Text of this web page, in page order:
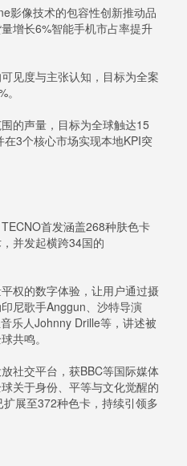
影像技术的包容性创新推动品
增长6%智能手机市占率提升
见度与主张认知，目标为全案
的声量，目标为全球触达15
3个核心市场实现本地KPI突
首发涵盖268种肤色卡
并发起横跨34国的
权的数字体验，让用户通过摄
尼歌手Anggun、沙特导演
乐人Johnny Drille等，讲述被
共鸣。
社交平台，获BBC等国际媒体
关于身份、平等与文化觉醒的
展至372种色卡，持续引领多